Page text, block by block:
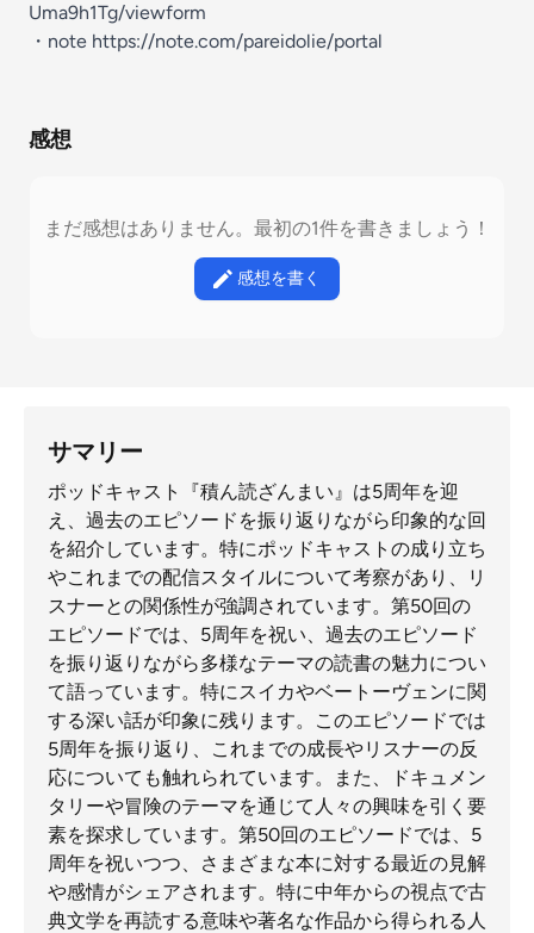
Uma9h1Tg/viewform
・note https://note.com/pareidolie/portal
感想
まだ感想はありません。最初の1件を書きましょう！
感想を書く
サマリー
ポッドキャスト『積ん読ざんまい』は5周年を迎
え、過去のエピソードを振り返りながら印象的な回
を紹介しています。特にポッドキャストの成り立ち
やこれまでの配信スタイルについて考察があり、リ
スナーとの関係性が強調されています。第50回の
エピソードでは、5周年を祝い、過去のエピソード
を振り返りながら多様なテーマの読書の魅力につい
て語っています。特にスイカやベートーヴェンに関
する深い話が印象に残ります。このエピソードでは
5周年を振り返り、これまでの成長やリスナーの反
応についても触れられています。また、ドキュメン
タリーや冒険のテーマを通じて人々の興味を引く要
素を探求しています。第50回のエピソードでは、5
周年を祝いつつ、さまざまな本に対する最近の見解
や感情がシェアされます。特に中年からの視点で古
典文学を再読する意味や著名な作品から得られる人